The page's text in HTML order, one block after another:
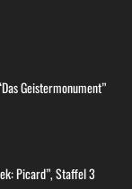
Geistermonument”
Picard”, Staffel 3